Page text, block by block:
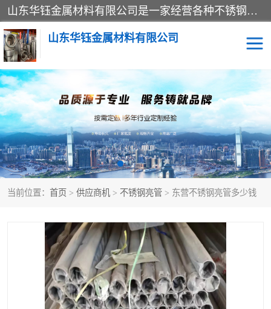
山东华钰金属材料有限公司是一家经营各种不锈钢管材、板材、圆钢、法兰、封头、型材等产品的公司；主营产品有：不锈钢管，激光切割，管件标准件，不锈钢圆钢，不锈钢人孔，不锈钢亮管，不锈钢角钢，不锈钢加工，不锈钢管子，不锈钢工业方管，不锈钢封头，不锈钢法兰，不锈钢阀门，不锈钢槽钢，不锈钢扁钢，不锈钢板等；可为客户制作各种规格的型材及不锈钢配件、非标准件及各种容器具等，能满足客户的不同采购要求。
山东华钰金属材料有限公司
当前位置： 首页 > 供应商机 > 不锈钢亮管 > 东营不锈钢亮管多少钱
不锈钢管 激光切割
管件标准件 不锈钢圆钢
不锈钢人孔 不锈钢亮管
不锈钢角钢 不锈钢加工
不锈钢板 不锈钢工业方管
不锈钢封头 不锈钢法兰
不锈钢阀门 不锈钢槽钢